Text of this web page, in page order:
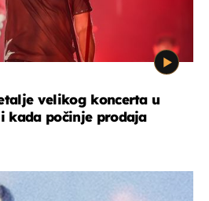
velikog koncerta u
kada počinje prodaja